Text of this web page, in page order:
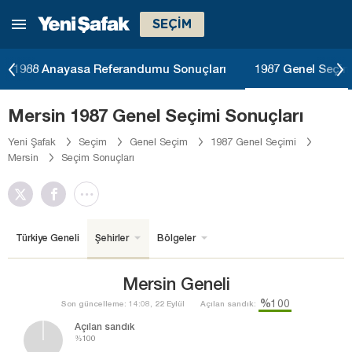
SEÇİM
1988 Anayasa Referandumu Sonuçları 1987 Genel
Mersin 1987 Genel Seçimi Sonuçları
Yeni Şafak Seçim Genel Seçim
1987 Genel Seçimi
Mersin
Seçim Sonuçları
Türkiye Geneli Şehirler Bölgeler
Mersin Geneli
Son güncelleme: 14:08, 22 Eylül Açılan sandık: %100
Açılan sandık
%100